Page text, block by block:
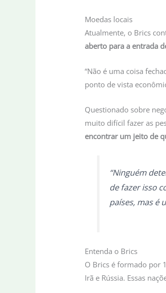
Moedas locais
Atualmente, o Brics
aberto para a entrada
“Não é uma coisa
ponto de vista
Questionado sobre
muito difícil fazer as
encontrar um jeito de
“Ninguém
de fazer isso
países, mas é
Entenda o Brics
O Brics é formado por
Irã e Rússia. Essas